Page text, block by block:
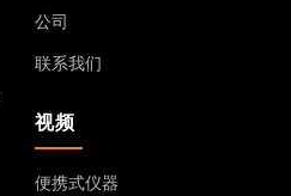
公司
联系我们
视频
便携式仪器